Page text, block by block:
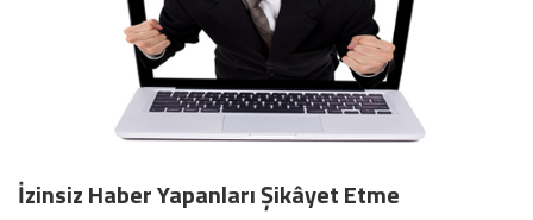
İzinsiz Haber Yapanları Şikâyet Etme